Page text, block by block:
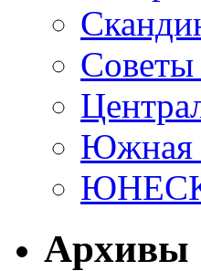
Советы
Южная
Архивы